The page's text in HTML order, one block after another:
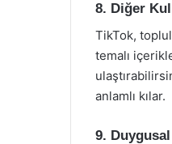
8. Diğer
TikTok,
temalı
anlamlı kılar.
9.